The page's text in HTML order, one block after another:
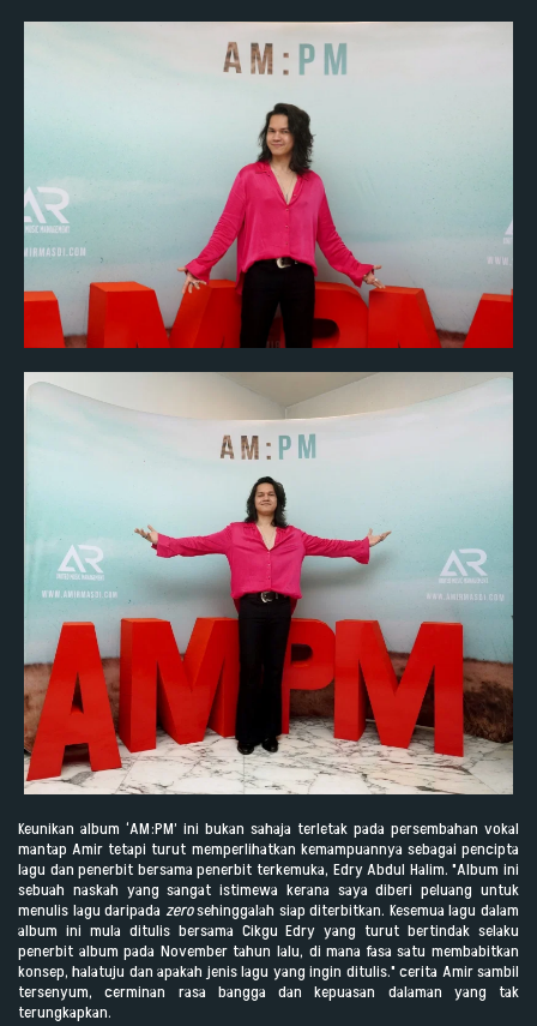
Keunikan album ‘AM:PM’ ini bukan sahaja terletak pada persembahan vokal
mantap Amir tetapi turut memperlihatkan kemampuannya sebagai pencipta
lagu dan penerbit bersama penerbit terkemuka, Edry Abdul Halim. "Album ini
sebuah naskah yang sangat istimewa kerana saya diberi peluang untuk
menulis lagu daripada zerosehinggalah siap diterbitkan. Kesemua lagu dalam
album ini mula ditulis bersama Cikgu Edry yang turut bertindak selaku
penerbit album pada November tahun lalu, di mana fasa satu membabitkan
konsep, halatuju dan apakah jenis lagu yang ingin ditulis." cerita Amir sambil
tersenyum, cerminan rasa bangga dan kepuasan dalaman yang tak
terungkapkan.